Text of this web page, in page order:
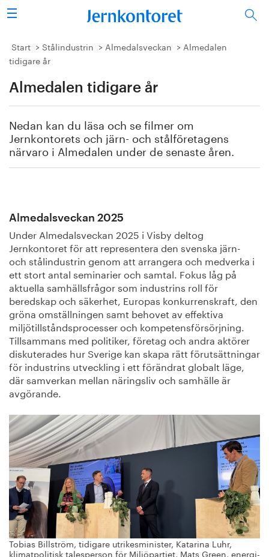
Sök
Stålindustrin
Forskning/utbildning
Energi/miljö
Vi tycker
Bildbank
Om oss
Start Stålindustrin Almedalsveckan
Almedalen
tidigare år
Almedalen tidigare år
Nedan kan du läsa och se filmer om
Jernkontorets och järn- och stålföretagens
närvaro i Almedalen under de senaste åren.
Almedalsveckan 2025
Under Almedalsveckan 2025 i Visby deltog
Jernkontoret för att representera den svenska järn-
och stålindustrin genom att arrangera och medverka i
ett stort antal seminarier och samtal. Fokus låg på
aktuella samhällsfrågor som industrins roll för
beredskap och säkerhet, Europas konkurrenskraft, den
gröna omställningen samt behovet av effektiva
miljötillståndsprocesser och kompetensförsörjning.
Tillsammans med politiker, företag och andra aktörer
diskuterades hur Sverige kan skapa rätt förutsättningar
för industrins utveckling i ett förändrat globalt läge,
där samverkan mellan näringsliv och samhälle är
avgörande.
Tobias Billström, tidigare utrikesminister, Katarina Luhr,
klimatpolitisk talesperson för Miljöpartiet, Mats Green, energi-